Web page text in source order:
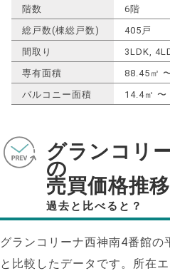
階数
6階
総戸数(棟総戸数)
405戸
間取り
3LDK,
専有面積
88.45㎡
バルコニー面積
14.4㎡ 〜
グランコリ
の
売買価格推移
過去と比べると？
グランコリーナ西神南4番館の
と比較したデータです。所在